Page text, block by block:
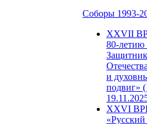
Соборы 1993-
ХХVII
80-
и
подвиг»
XXVI